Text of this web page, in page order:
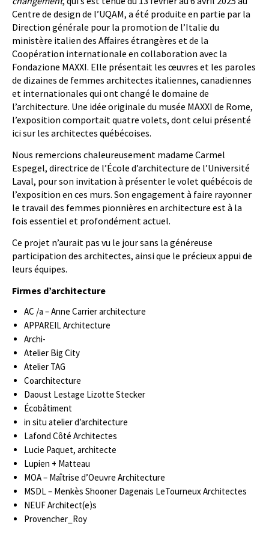
Centre de design de l’UQAM, a été produite en partie par la
Direction générale pour la promotion de l’Italie du
ministère italien des Affaires étrangères et de la
Coopération internationale en collaboration avec la
Fondazione MAXXI. Elle présentait les œuvres et les paroles
de dizaines de femmes architectes italiennes, canadiennes
et internationales qui ont changé le domaine de
l’architecture. Une idée originale du musée MAXXI de Rome,
l’exposition comportait quatre volets, dont celui présenté
ici sur les architectes québécoises.
Nous remercions chaleureusement madame Carmel
Espegel, directrice de l’École d’architecture de l’Université
Laval, pour son invitation à présenter le volet québécois de
l’exposition en ces murs. Son engagement à faire rayonner
le travail des femmes pionnières en architecture est à la
fois essentiel et profondément actuel.
Ce projet n’aurait pas vu le jour sans la généreuse
participation des architectes, ainsi que le précieux appui de
leurs équipes.
Firmes d’architecture
AC /a – Anne Carrier architecture
APPAREIL Architecture
Archi-
Atelier Big City
Atelier TAG
Coarchitecture
Daoust Lestage Lizotte Stecker
Écobâtiment
in situ atelier d’architecture
Lafond Côté Architectes
Lucie Paquet, architecte
Lupien + Matteau
MOA – Maîtrise d’Oeuvre Architecture
MSDL – Menkès Shooner Dagenais LeTourneux Architectes
NEUF Architect(e)s
Provencher_Roy